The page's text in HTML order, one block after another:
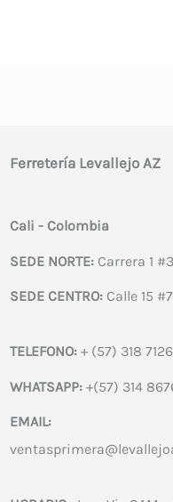
Ferretería Levallejo AZ
Cali - Colombia
SEDE NORTE:Carrera 1
SEDE CENTRO:Calle 15
TELEFONO:+ (57) 318
WHATSAPP:+(57) 314
EMAIL: